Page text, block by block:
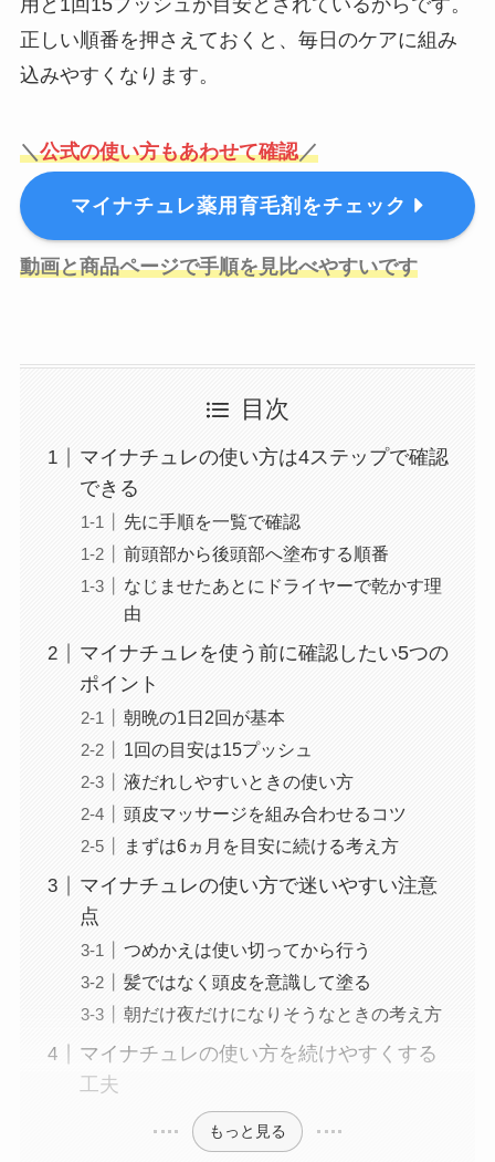
正しい順番を押さえておくと、毎日のケアに組み
込みやすくなります。
＼公式の使い方もあわせて確認／
マイナチュレ薬用育毛剤をチェック
動画と商品ページで手順を見比べやすいです
目次
マイナチュレの使い方は4ステップで確認
できる
先に手順を一覧で確認
前頭部から後頭部へ塗布する順番
なじませたあとにドライヤーで乾かす理
由
マイナチュレを使う前に確認したい5つの
ポイント
朝晩の1日2回が基本
1回の目安は15プッシュ
液だれしやすいときの使い方
頭皮マッサージを組み合わせるコツ
まずは6ヵ月を目安に続ける考え方
マイナチュレの使い方で迷いやすい注意
点
つめかえは使い切ってから行う
髪ではなく頭皮を意識して塗る
朝だけ夜だけになりそうなときの考え方
マイナチュレの使い方を続けやすくする
工夫
もっと見る